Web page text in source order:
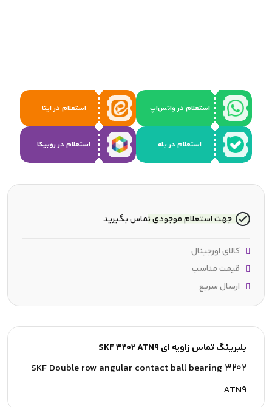
استعلام در واتس‌اپ استعلام در ایتا
استعلام در بله استعلام در روبیکا
بلبرینگ تماس زاویه ای SKF 3202 ATN9
SKF Double row angular contact ball bearing 3202
ATN9
جهت استعلام موجودی تماس بگیرید
کالای اورجینال
قیمت مناسب
ارسال سریع